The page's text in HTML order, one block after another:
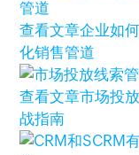
查看文章企业如
化销售管道
查看文章市场投
战指南